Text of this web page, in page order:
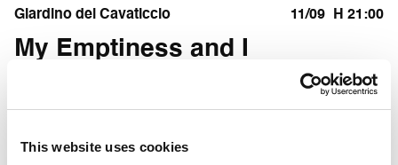
This website uses cookies
Giardino del Cavaticcio 11/09 H 21:00
My Emptiness and I
(Spagna, 2021, 98′)